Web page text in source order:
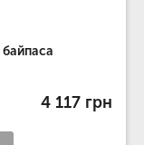
4 117 грн